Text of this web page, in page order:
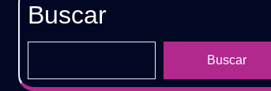
Buscar
Buscar